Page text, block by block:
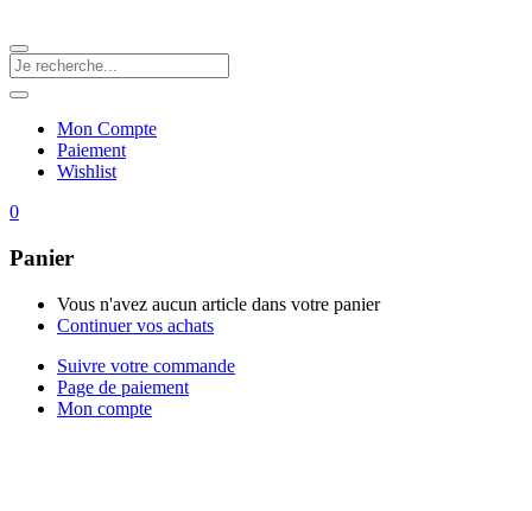
Mon Compte
Paiement
Wishlist
0
Panier
Vous n'avez aucun article dans votre panier
Continuer vos achats
Suivre votre commande
Page de paiement
Mon compte